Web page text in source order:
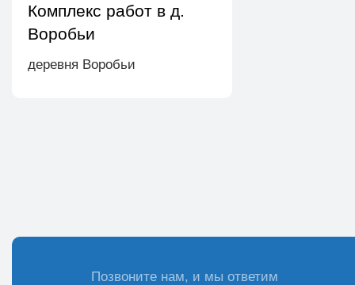
Комплекс работ в д.
Воробьи
деревня Воробьи
Позвоните нам, и мы ответим